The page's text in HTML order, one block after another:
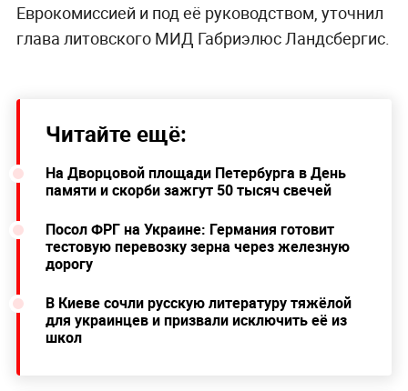
Еврокомиссией и под её руководством, уточнил
глава литовского МИД Габриэлюс Ландсбергис.
Читайте ещё:
На Дворцовой площади Петербурга в День
памяти и скорби зажгут 50 тысяч свечей
Посол ФРГ на Украине: Германия готовит
тестовую перевозку зерна через железную
дорогу
В Киеве сочли русскую литературу тяжёлой
для украинцев и призвали исключить её из
школ